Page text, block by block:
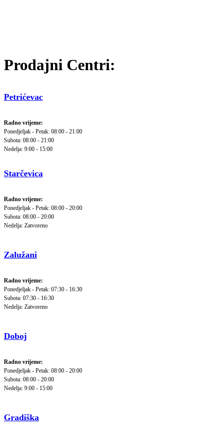
Prodajni Centri:
Petrićevac
Radno vrijeme:
Ponedjeljak - Petak: 08:00 - 21:00
Subota: 08:00 - 21:00
Nedelja: 9:00 - 15:00
Starčevica
Radno vrijeme:
Ponedjeljak - Petak: 08:00 - 20:00
Subota: 08:00 - 20:00
Nedelja: Zatvoreno
Zalužani
Radno vrijeme:
Ponedjeljak - Petak: 07:30 - 16:30
Subota: 07:30 - 16:30
Nedelja: Zatvoreno
Doboj
Radno vrijeme:
Ponedjeljak - Petak: 08:00 - 20:00
Subota: 08:00 - 20:00
Nedelja: 9:00 - 15:00
Gradiška